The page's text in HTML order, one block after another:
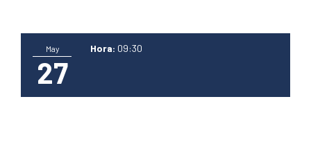
May
27
Hora: 09:30